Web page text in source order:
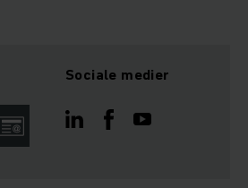
Sociale medier